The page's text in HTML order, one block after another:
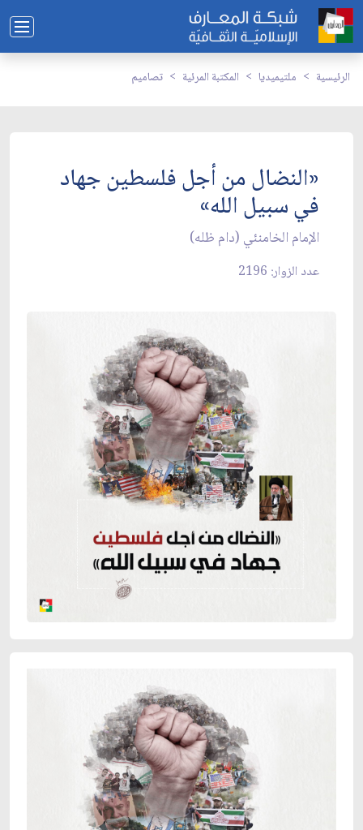
الرئيسية ملتيميديا المكتبة المرئية تصاميم
«النضال من أجل فلسطين جهاد
في سبيل الله»
الإمام الخامنئي (دام ظله)
عدد الزوار: 2196